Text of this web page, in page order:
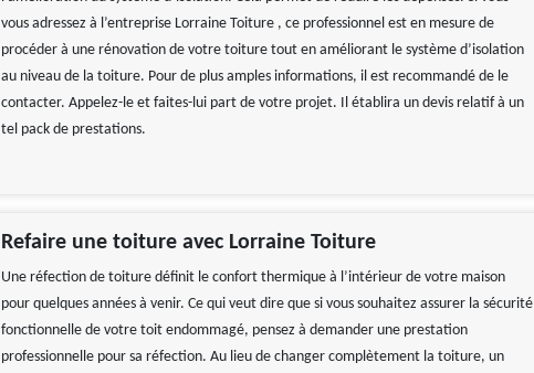
vous adressez à l’entreprise Lorraine Toiture , ce professionnel est en mesure de
procéder à une rénovation de votre toiture tout en améliorant le système d’isolation
au niveau de la toiture. Pour de plus amples informations, il est recommandé de le
contacter. Appelez-le et faites-lui part de votre projet. Il établira un devis relatif à un
tel pack de prestations.
Refaire une toiture avec Lorraine Toiture
Une réfection de toiture définit le confort thermique à l’intérieur de votre maison
pour quelques années à venir. Ce qui veut dire que si vous souhaitez assurer la sécurité
fonctionnelle de votre toit endommagé, pensez à demander une prestation
professionnelle pour sa réfection. Au lieu de changer complètement la toiture, un